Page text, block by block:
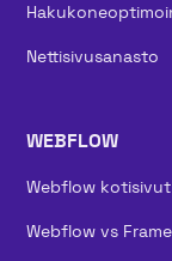
Nettisivusanasto
WEBFLOW
Webflow kotisivut
Webflow vs